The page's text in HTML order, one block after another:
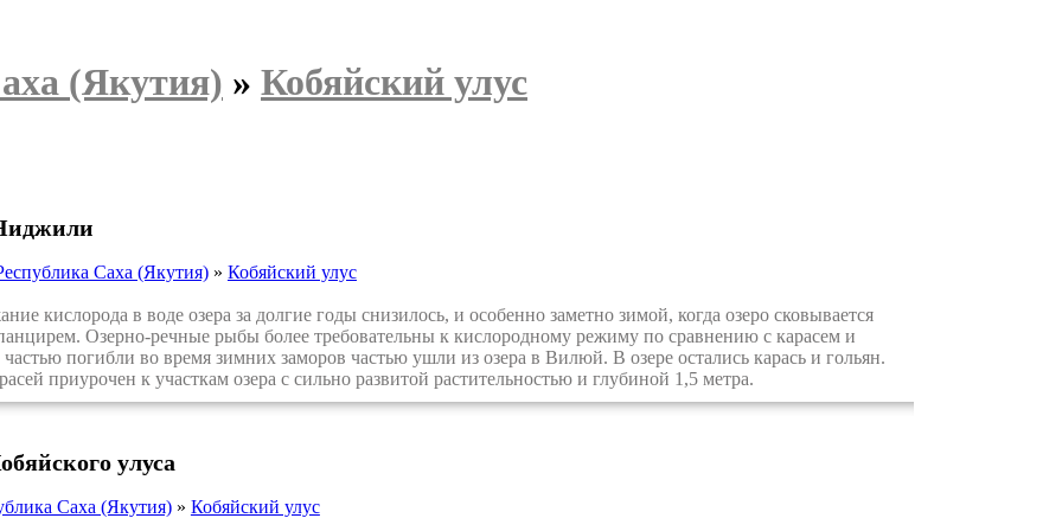
(Якутия) » Кобяйский улус
Саха (Якутия)» Кобяйский улус
кислорода в воде озера за долгие годы снизилось, и особенно заметно зимой, когда озеро сковывается
Озерно-речные рыбы более требовательны к кислородному режиму по сравнению с карасем и
погибли во время зимних заморов частью ушли из озера в Вилюй. В озере остались карась и гольян.
приурочен к участкам озера с сильно развитой растительностью и глубиной 1,5 метра.
улуса
Саха (Якутия)» Кобяйский улус